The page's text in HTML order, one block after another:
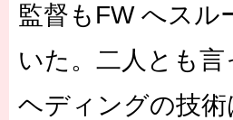
監督もFW へスル
いた。二人とも
ヘディングの技